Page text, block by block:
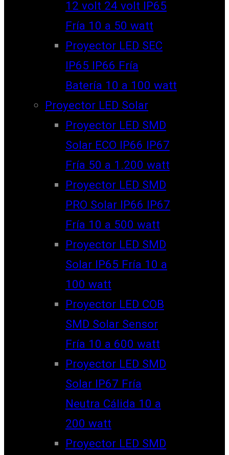
12 volt 24 volt IP65
Fría 10 a 50 watt
Proyector LED SEC
IP65 IP66 Fría
Batería 10 a 100 watt
Proyector LED Solar
Proyector LED SMD
Solar ECO IP66 IP67
Fría 50 a 1.200 watt
Proyector LED SMD
PRO Solar IP66 IP67
Fría 10 a 500 watt
Proyector LED SMD
Solar IP65 Fría 10 a
100 watt
Proyector LED COB
SMD Solar Sensor
Fría 10 a 600 watt
Proyector LED SMD
Solar IP67 Fría
Neutra Cálida 10 a
200 watt
Proyector LED SMD